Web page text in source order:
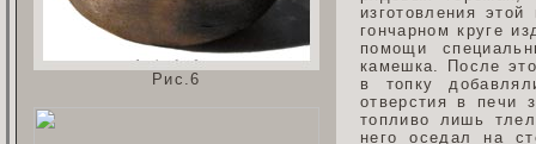
Рис.6
изготовления
гончарном круге
помощи
камешка. После
в топку
отверстия в печи
топливо лишь
него оседал на